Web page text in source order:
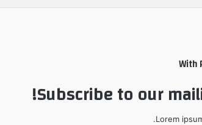
With
Subscribe to our
Lorem